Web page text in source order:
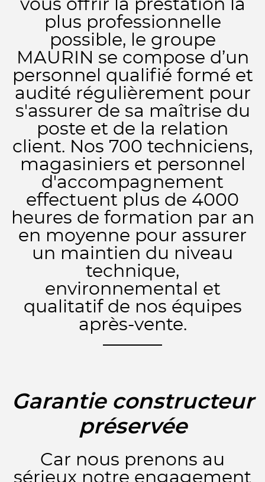
vous offrir la prestation la
plus professionnelle
possible, le groupe
MAURIN se compose d’un
personnel qualifié formé et
audité régulièrement pour
s'assurer de sa maîtrise du
poste et de la relation
client. Nos 700 techniciens,
magasiniers et personnel
d'accompagnement
effectuent plus de 4000
heures de formation par an
en moyenne pour assurer
un maintien du niveau
technique,
environnemental et
qualitatif de nos équipes
après-vente.
Garantie constructeur
préservée
Car nous prenons au
sérieux notre engagement